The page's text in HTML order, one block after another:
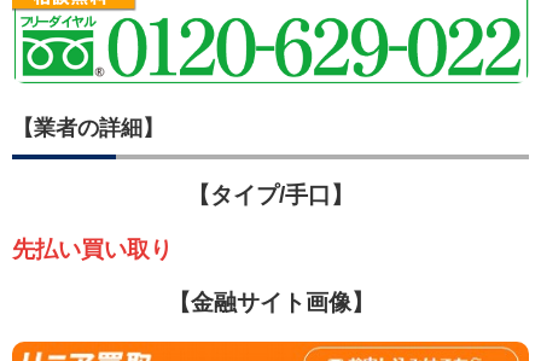
【業者の詳細】
【タイプ/手口】
先払い買い取り
【金融サイト画像】